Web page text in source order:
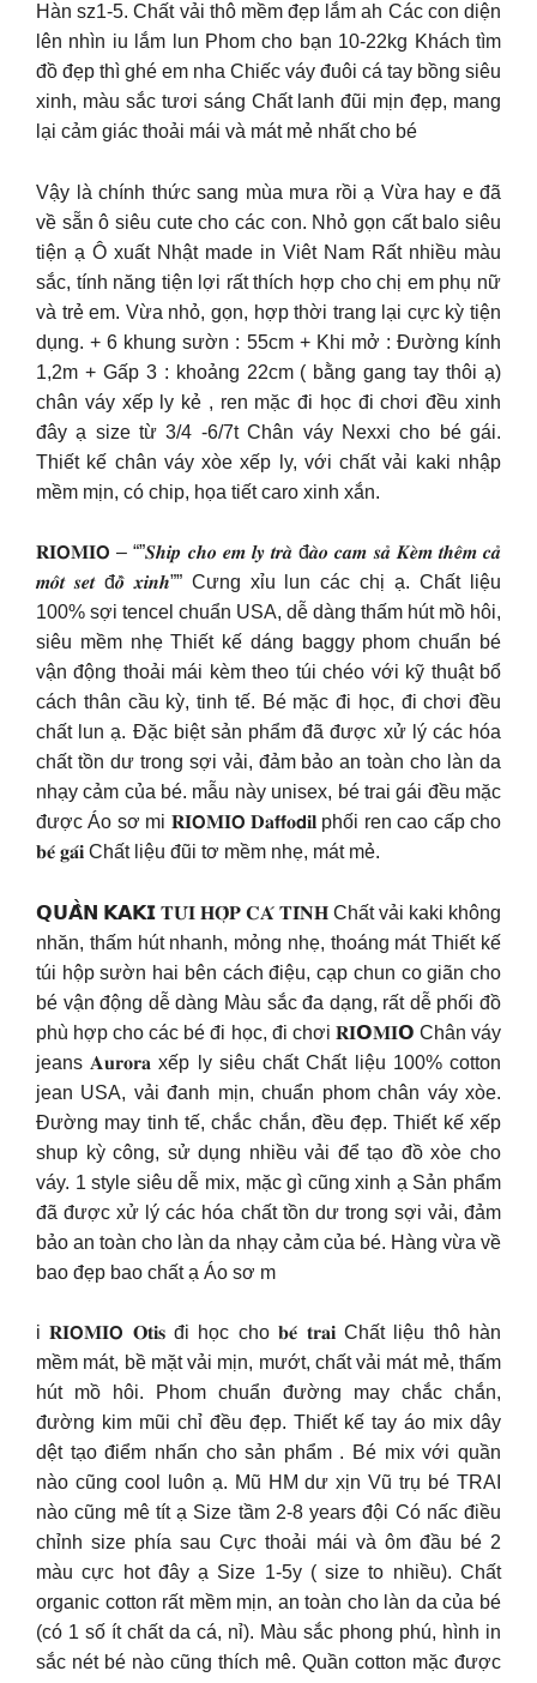
Hàn sz1-5. Chất vải thô mềm đẹp lắm ah Các con diện
lên nhìn iu lắm lun Phom cho bạn 10-22kg Khách tìm
đồ đẹp thì ghé em nha Chiếc váy đuôi cá tay bồng siêu
xinh, màu sắc tươi sáng Chất lanh đũi mịn đẹp, mang
lại cảm giác thoải mái và mát mẻ nhất cho bé
Vậy là chính thức sang mùa mưa rồi ạ Vừa hay e đã
về sẵn ô siêu cute cho các con. Nhỏ gọn cất balo siêu
tiện ạ Ô xuất Nhật made in Viêt Nam Rất nhiều màu
sắc, tính năng tiện lợi rất thích hợp cho chị em phụ nữ
và trẻ em. Vừa nhỏ, gọn, hợp thời trang lại cực kỳ tiện
dụng. + 6 khung sườn : 55cm + Khi mở : Đường kính
1,2m + Gấp 3 : khoảng 22cm ( bằng gang tay thôi ạ)
chân váy xếp ly kẻ , ren mặc đi học đi chơi đều xinh
đây ạ size từ 3/4 -6/7t Chân váy Nexxi cho bé gái.
Thiết kế chân váy xòe xếp ly, với chất vải kaki nhập
mềm mịn, có chip, họa tiết caro xinh xắn.
𝐑𝐈𝗢𝐌𝐈𝗢 – “”𝑺𝒉𝒊𝒑 𝒄𝒉𝒐 𝒆𝒎 𝒍𝒚 𝒕𝒓𝒂̀ đ𝒂̀𝒐 𝒄𝒂𝒎 𝒔𝒂̉ 𝑲𝒆̀𝒎 𝒕𝒉𝒆̂𝒎 𝒄𝒂̉
𝒎𝒐̂𝒕 𝒔𝒆𝒕 đ𝒐̂̀ 𝒙𝒊𝒏𝒉”” Cưng xỉu lun các chị ạ. Chất liệu
100% sợi tencel chuẩn USA, dễ dàng thấm hút mồ hôi,
siêu mềm nhẹ Thiết kế dáng baggy phom chuẩn bé
vận động thoải mái kèm theo túi chéo với kỹ thuật bổ
cách thân cầu kỳ, tinh tế. Bé mặc đi học, đi chơi đều
chất lun ạ. Đặc biệt sản phẩm đã được xử lý các hóa
chất tồn dư trong sợi vải, đảm bảo an toàn cho làn da
nhạy cảm của bé. mẫu này unisex, bé trai gái đều mặc
được Áo sơ mi 𝐑𝐈𝗢𝐌𝐈𝗢 𝐃𝐚𝗳𝗳𝐨𝗱𝐢𝐥 phối ren cao cấp cho
𝐛𝐞́ 𝐠𝐚́𝐢 Chất liệu đũi tơ mềm nhẹ, mát mẻ.
𝗤𝗨𝗔̂̀𝗡 𝗞𝗔𝗞𝗜 𝐓𝐔́𝐈 𝐇𝐎̣̂𝐏 𝐂𝐀́ 𝐓𝐈́𝐍𝐇 Chất vải kaki không
nhăn, thấm hút nhanh, mỏng nhẹ, thoáng mát Thiết kế
túi hộp sườn hai bên cách điệu, cạp chun co giãn cho
bé vận động dễ dàng Màu sắc đa dạng, rất dễ phối đồ
phù hợp cho các bé đi học, đi chơi 𝐑𝐈𝗢𝐌𝐈𝗢 Chân váy
jeans 𝐀𝐮𝐫𝐨𝐫𝐚 xếp ly siêu chất Chất liệu 100% cotton
jean USA, vải đanh mịn, chuẩn phom chân váy xòe.
Đường may tinh tế, chắc chắn, đều đẹp. Thiết kế xếp
shup kỳ công, sử dụng nhiều vải để tạo đồ xòe cho
váy. 1 style siêu dễ mix, mặc gì cũng xinh ạ Sản phẩm
đã được xử lý các hóa chất tồn dư trong sợi vải, đảm
bảo an toàn cho làn da nhạy cảm của bé. Hàng vừa về
bao đẹp bao chất ạ Áo sơ m
i 𝐑𝐈𝗢𝐌𝐈𝗢 𝐎𝐭𝐢𝐬 đi học cho 𝐛𝐞́ 𝐭𝐫𝐚𝐢 Chất liệu thô hàn
mềm mát, bề mặt vải mịn, mướt, chất vải mát mẻ, thấm
hút mồ hôi. Phom chuẩn đường may chắc chắn,
đường kim mũi chỉ đều đẹp. Thiết kế tay áo mix dây
dệt tạo điểm nhấn cho sản phẩm . Bé mix với quần
nào cũng cool luôn ạ. Mũ HM dư xịn Vũ trụ bé TRAI
nào cũng mê tít ạ Size tầm 2-8 years đội Có nấc điều
chỉnh size phía sau Cực thoải mái và ôm đầu bé 2
màu cực hot đây ạ Size 1-5y ( size to nhiều). Chất
organic cotton rất mềm mịn, an toàn cho làn da của bé
(có 1 số ít chất da cá, nỉ). Màu sắc phong phú, hình in
sắc nét bé nào cũng thích mê. Quần cotton mặc được